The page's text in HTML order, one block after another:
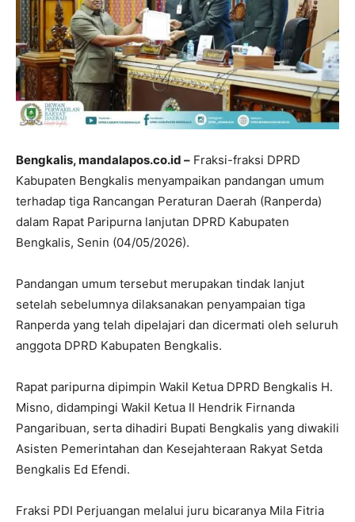
Bengkalis, mandalapos.co.id – Fraksi-fraksi DPRD
Kabupaten Bengkalis menyampaikan pandangan umum
terhadap tiga Rancangan Peraturan Daerah (Ranperda)
dalam Rapat Paripurna lanjutan DPRD Kabupaten
Bengkalis, Senin (04/05/2026).
Pandangan umum tersebut merupakan tindak lanjut
setelah sebelumnya dilaksanakan penyampaian tiga
Ranperda yang telah dipelajari dan dicermati oleh seluruh
anggota DPRD Kabupaten Bengkalis.
Rapat paripurna dipimpin Wakil Ketua DPRD Bengkalis H.
Misno, didampingi Wakil Ketua II Hendrik Firnanda
Pangaribuan, serta dihadiri Bupati Bengkalis yang diwakili
Asisten Pemerintahan dan Kesejahteraan Rakyat Setda
Bengkalis Ed Efendi.
Fraksi PDI Perjuangan melalui juru bicaranya Mila Fitria